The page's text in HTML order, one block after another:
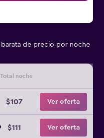
barata de precio por noche
Total noche
$107 Ver oferta
$111 Ver oferta